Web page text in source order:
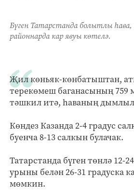
Бүген Татарстанда болытлы һава,
районнарда кар явуы көтелә.
Җил көньяк-көнбатыштан,
терекөмеш баганасының
тәшкил итә, һаваның
Көндез Казанда 2-4 градус
буенча 8-13 салкын булачак.
Татарстанда бүген төнлә 12-
урыны белән 26-31 градуска
мөмкин.